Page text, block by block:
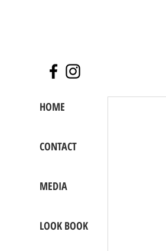
HOME
CONTACT
MEDIA
LOOK BOOK